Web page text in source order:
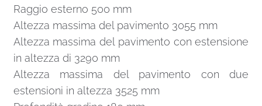
Raggio esterno 500 mm
Altezza massima del pavimento 3055 mm
Altezza massima del pavimento con estensione
in altezza di 3290 mm
Altezza massima del pavimento con due
estensioni in altezza 3525 mm